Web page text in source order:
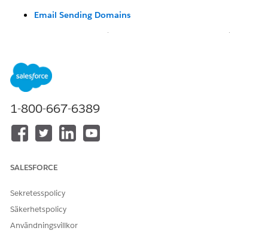
Email Sending Domains
(Landing Pages, Forms, Images)
Marketing Cloud Account Engagement domains
Compare Marketing Cloud Next Domains with
Marketing Cloud Engagement domains
Knowledge-artikelnummer
Berätta för oss vad vi kan förbättra!
1-800-667-6389
SALESFORCE
Sekretesspolicy
Säkerhetspolicy
Användningsvillkor